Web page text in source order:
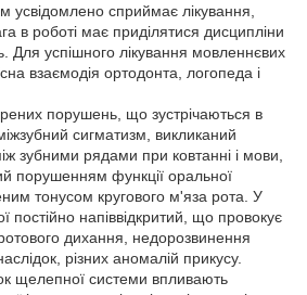
усвідомлено сприймає лікування,
в роботі має приділятися дисципліни
Для успішного лікування мовленнєвих
взаємодія ортодонта, логопеда і
порушень, що зустрічаються в
сигматизм, викликаний
зубними рядами при ковтанні і мови,
порушенням функції оральної
тонусом кругового м'яза рота. У
постійно напіввідкритий, що провокує
дихання, недорозвинення
різних аномалій прикусу.
щелепної системи впливають